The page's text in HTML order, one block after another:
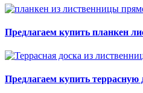
Предлагаем купить планкен
Предлагаем купить террасную